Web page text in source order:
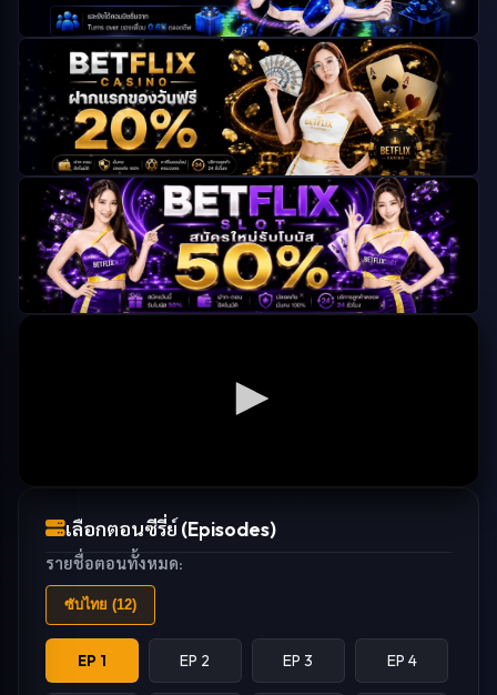
เลือกตอนซีรี่ย์ (Episodes)
รายชื่อตอนทั้งหมด:
ซับไทย (12)
EP 1 EP 2 EP 3 EP 4